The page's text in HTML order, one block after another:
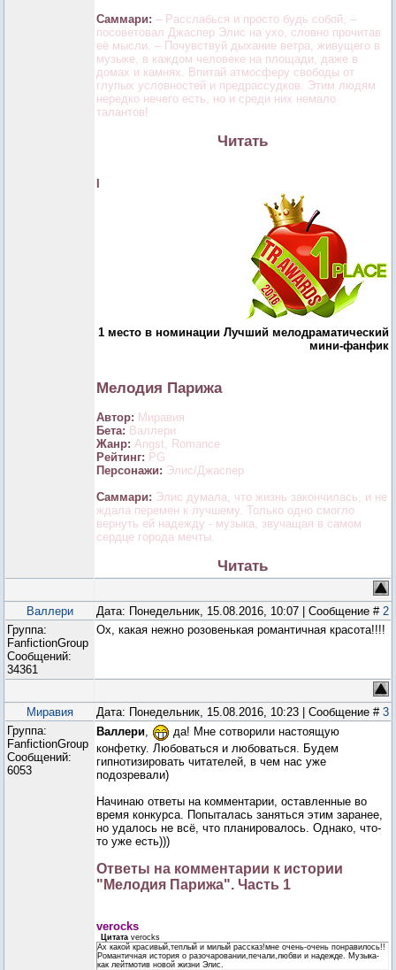
Саммари: – Расслабься и просто будь собой, –
посоветовал Джаспер Элис на ухо, словно прочитав
её мысли. – Почувствуй дыхание ветра, живущего в
музыке, в каждом человеке на площади, даже в
домах и камнях. Впитай атмосферу свободы от
глупых условностей и предрассудков. Этим людям
нередко нечего есть, но и среди них немало
талантов!
Читать
1 место в номинации Лучший мелодраматический
мини-фанфик
Мелодия Парижа
Автор: Миравия
Бета: Валлери
Жанр: Angst, Romance
Рейтинг: PG
Персонажи: Элис/Джаспер
Саммари: Элис думала, что жизнь закончилась, и не
ждала перемен к лучшему. Только одно смогло
вернуть ей надежду - музыка, звучащая в самом
сердце города мечты.
Читать
Валлери Дата: Понедельник, 15.08.2016, 10:07 | Сообщение # 2
Группа:
FanfictionGroup
Сообщений:
34361
Ох, какая нежно розовенькая романтичная красота!!!!
Миравия Дата: Понедельник, 15.08.2016, 10:23 | Сообщение # 3
Группа:
FanfictionGroup
Сообщений:
6053
Валлери,
да! Мне сотворили настоящую
конфетку. Любоваться и любоваться. Будем
гипнотизировать читателей, в чем нас уже
подозревали)
Начинаю ответы на комментарии, оставленные во
время конкурса. Попыталась заняться этим заранее,
но удалось не всё, что планировалось. Однако, что-
то уже есть)))
Ответы на комментарии к истории
"Мелодия Парижа". Часть 1
verocks
Цитата verocks
Ах какой красивый,теплый и милый рассказ!мне очень-очень понравилось!!
Романтичная история о разочаровании,печали,любви и надежде. Музыка-
как лейтмотив новой жизни Элис.